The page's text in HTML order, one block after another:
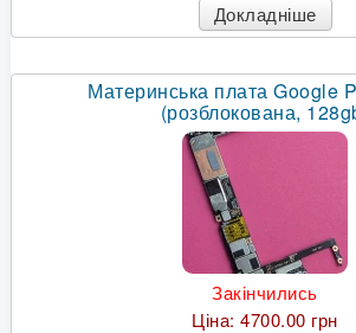
Докладніше
Материнська плата Google
(розблокована,
Закінчились
Ціна:4700.00 грн